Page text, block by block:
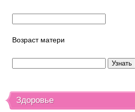
Возраст матери
Здоровье